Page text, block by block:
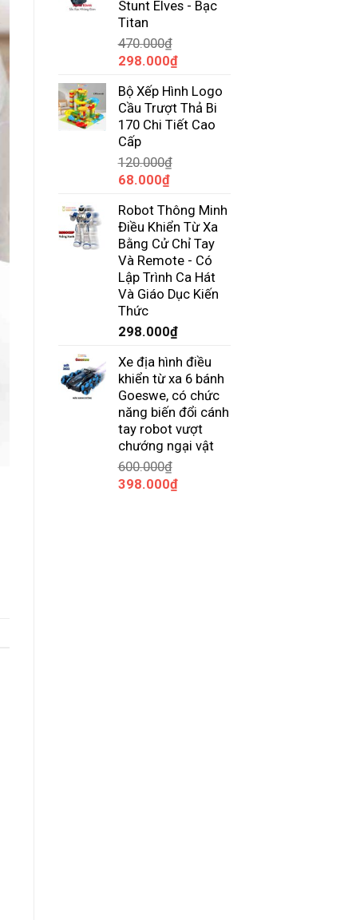
425.000₫.
Stunt Elves - Bạc
Titan
470.000₫
Giá
là:
470.000₫.
298.000₫Giá
tại
là:
298.000₫.
Bộ Xếp Hình Logo
Cầu Trượt Thả Bi
170 Chi Tiết Cao
Cấp
120.000₫
Giá
là:
120.000₫.
68.000₫Giá
tại
là:
68.000₫.
Robot Thông Minh
Điều Khiển Từ Xa
Bằng Cử Chỉ Tay
Và Remote - Có
Lập Trình Ca Hát
Và Giáo Dục Kiến
Thức
298.000₫
Xe địa hình điều
khiển từ xa 6 bánh
Goeswe, có chức
năng biến đổi cánh
tay robot vượt
chướng ngại vật
600.000₫
Giá
398.000₫Giá